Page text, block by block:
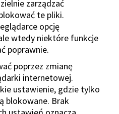
zarządzać
te pliki.
opcję
wtedy niektóre funkcje
poprawnie.
poprzez zmianę
internetowej.
ustawienie, gdzie tylko
blokowane. Brak